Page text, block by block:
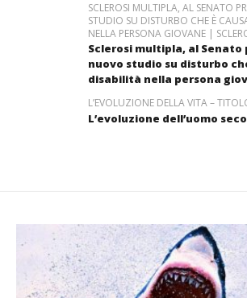
SCLEROSI MULTIPLA, AL SENATO
STUDIO SU DISTURBO CHE È
NELLA PERSONA GIOVANE |
Sclerosi multipla, al
nuovo studio su disturbo
disabilità nella persona
L’EVOLUZIONE DELLA VITA –
L’evoluzione dell’uomo